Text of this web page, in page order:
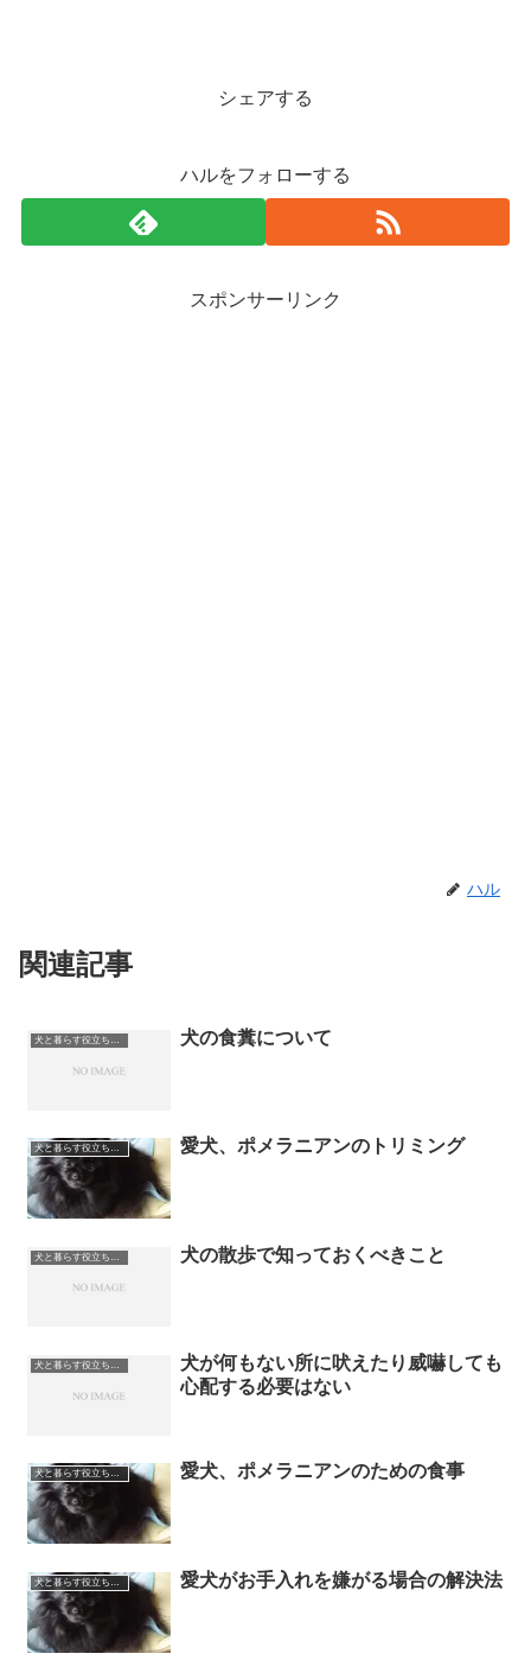
シェアする
ハルをフォローする
スポンサーリンク
ハル
関連記事
犬の食糞について
犬と暮らす役立ちガイド 愛犬、ポメラニアンのトリミング
犬の散歩で知っておくべきこと
犬が何もない所に吠えたり威嚇しても
心配する必要はない
犬と暮らす役立ちガイド 愛犬、ポメラニアンのための食事
愛犬がお手入れを嫌がる場合の解決法